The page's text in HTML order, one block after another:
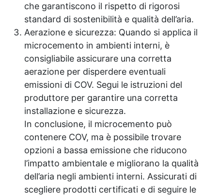
che garantiscono il rispetto di rigorosi
standard di sostenibilità e qualità dell’aria.
Aerazione e sicurezza: Quando si applica il
microcemento in ambienti interni, è
consigliabile assicurare una corretta
aerazione per disperdere eventuali
emissioni di COV. Segui le istruzioni del
produttore per garantire una corretta
installazione e sicurezza.
In conclusione, il microcemento può
contenere COV, ma è possibile trovare
opzioni a bassa emissione che riducono
l’impatto ambientale e migliorano la qualità
dell’aria negli ambienti interni. Assicurati di
scegliere prodotti certificati e di seguire le